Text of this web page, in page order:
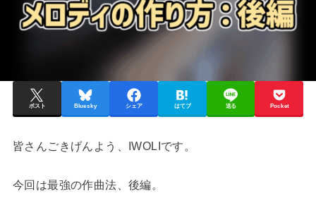
ポスト Bluesky シェア はてブ 送る Pocket
皆さんごきげんよう、IWOLIです。
今回は最強の作曲法、後編。